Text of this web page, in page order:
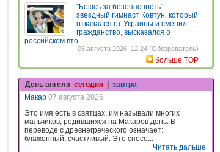
"Боюсь за безопасность":
звездный гимнаст Ковтун, который
отказался от Украины и сменил
гражданство, высказался о
российском вто
05 августа 2026, 12:24 (Обозреватель)
больше TOP
День ангела сегодня
завтра
Макар 07 августа 2026
Это имя есть в святцах, им называли многих
мальчиков, родившихся на Макаров день. В
переводе с древнегреческого означает:
блаженный, счастливый. Это спосо...
Читать дальше